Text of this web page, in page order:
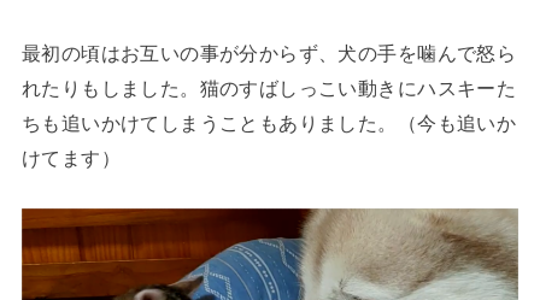
最初の頃はお互いの事が分からず、犬の手を噛んで怒ら
れたりもしました。猫のすばしっこい動きにハスキーた
ちも追いかけてしまうこともありました。（今も追いか
けてます）